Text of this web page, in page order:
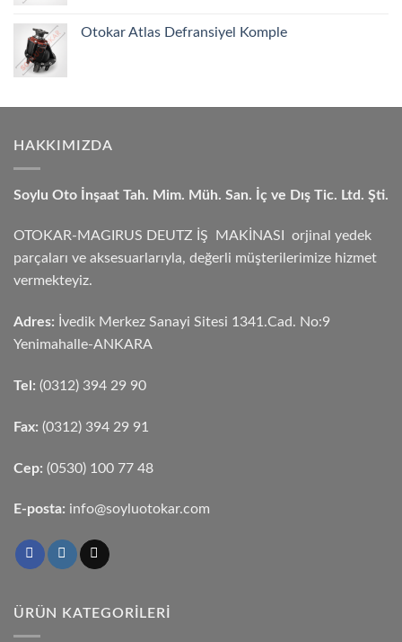
Otokar Atlas Defransiyel Komple
HAKKIMIZDA
Soylu Oto İnşaat Tah. Mim. Müh. San. İç ve Dış Tic. Ltd. Şti.
OTOKAR-MAGIRUS DEUTZ İŞ MAKİNASI orjinal yedek
parçaları ve aksesuarlarıyla, değerli müşterilerimize hizmet
vermekteyiz.
Adres: İvedik Merkez Sanayi Sitesi 1341.Cad. No:9
Yenimahalle-ANKARA
Tel: (0312) 394 29 90
Fax: (0312) 394 29 91
Cep: (0530) 100 77 48
E-posta: info@soyluotokar.com
ÜRÜN KATEGORILERI